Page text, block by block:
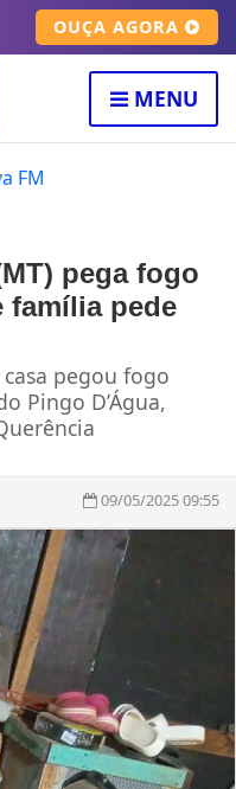
OUÇA AGORA
MENU
pega fogo
pede
pegou fogo
Pingo D’Água,
09/05/2025 09:55